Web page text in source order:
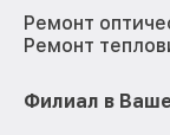
Ремонт
Ремонт
Филиал в